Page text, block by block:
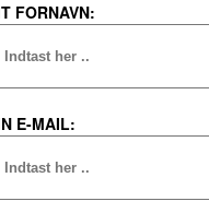
FORNAVN:
E-MAIL: